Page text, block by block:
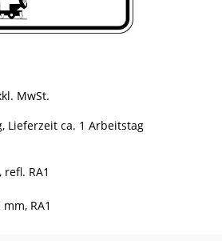
MwSt.
Lieferzeit ca. 1 Arbeitstag
RA1
RA1